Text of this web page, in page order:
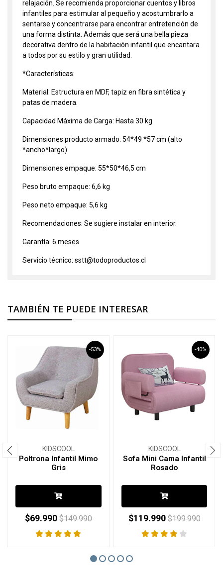
relajación. Se recomienda proporcionar cuentos y libros
infantiles para estimular al pequeño y acostumbrarlo a
sentarse y concentrarse para encontrar entretención de
una forma distinta. Además que será una bella pieza
decorativa dentro de la habitación infantil que encantara
a todos por su estilo y gran utilidad.
*Características:
Material: Estructura en MDF, tapiz en fibra sintética y
patas de madera.
Capacidad Máxima de Carga: Hasta 30 kg
Dimensiones producto armado: 54*49 *57 cm (alto
*ancho*largo)
Dimensiones empaque: 55*50*46,5 cm
Peso bruto empaque: 6,6 kg
Peso neto empaque: 5,6 kg
Recomendaciones: Se sugiere instalar en interior.
Garantía: 6 meses
Servicio técnico: sstt@todoproductos.cl
TAMBIÉN TE PUEDE INTERESAR
-53%
KIDSCOOL
Poltrona Infantil Mimo
Gris
$69.990 $149.990
-40%
KIDSCOOL
Sofa Mini Cama Infantil
Rosado
$119.990 $199.990